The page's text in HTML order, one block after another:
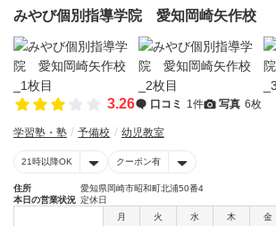
みやび個別指導学院 愛知岡崎矢作校
3.26 口コミ 1件 写真 6枚
学習塾・塾 予備校 幼児教室
21時以降OK クーポン有
住所
愛知県岡崎市昭和町北浦50番4
本日の営業状況 定休日
月
火 水 木 金